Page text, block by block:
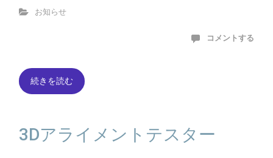
お知らせ
コメントする
続きを読む
3Dアライメントテスター